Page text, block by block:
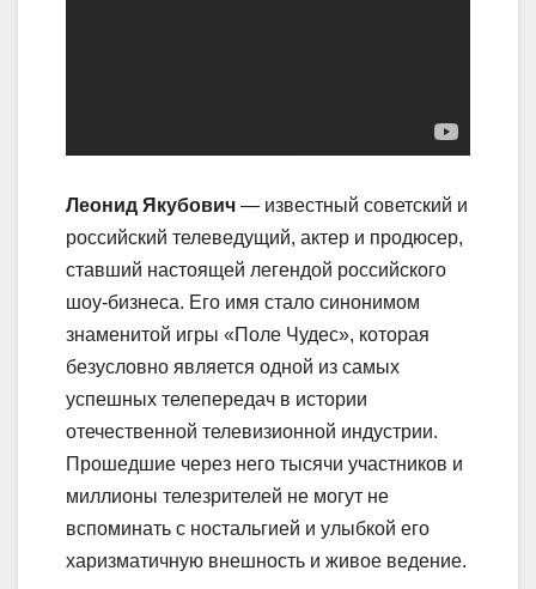
Леонид Якубович — известный советский и
российский телеведущий, актер и продюсер,
ставший настоящей легендой российского
шоу-бизнеса. Его имя стало синонимом
знаменитой игры «Поле Чудес», которая
безусловно является одной из самых
успешных телепередач в истории
отечественной телевизионной индустрии.
Прошедшие через него тысячи участников и
миллионы телезрителей не могут не
вспоминать с ностальгией и улыбкой его
харизматичную внешность и живое ведение.